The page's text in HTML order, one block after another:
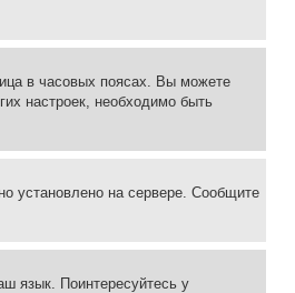
в часовых поясах. Вы можете
настроек, необходимо быть
установлено на сервере. Сообщите
язык. Поинтересуйтесь у